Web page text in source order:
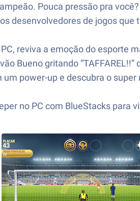
Pouca pressão pra
desenvolvedores de jogos
reviva a emoção do
Bueno gritando
power-up e descubra o
no PC com BlueStacks